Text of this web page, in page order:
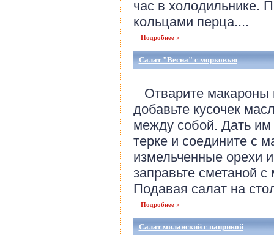
час в холодильнике.
кольцами перца....
Подробнее »
Салат "Весна" с морковью
Отварите макароны
добавьте кусочек
между собой. Дать им
терке и соедините с
измельченные орехи
заправьте сметаной
Подавая салат на
Подробнее »
Салат миланский с паприкой